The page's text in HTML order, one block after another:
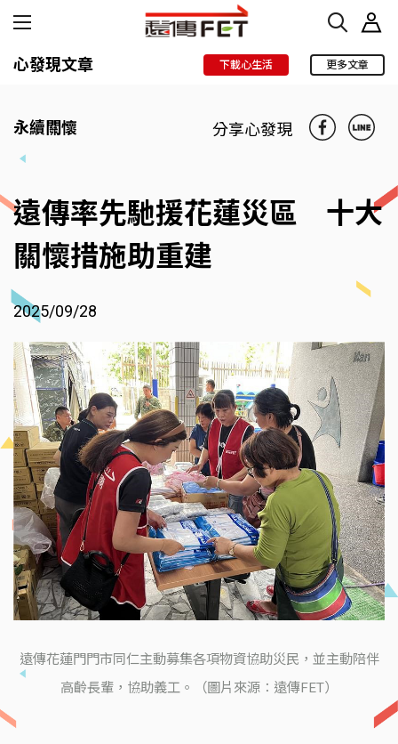
心發現文章 下載心生活 更多文章
永續關懷 分享心發現
遠傳率先馳援花蓮災區 十大
關懷措施助重建
2025/09/28
遠傳花蓮門門市同仁主動募集各項物資協助災民，並主動陪伴
高齡長輩，協助義工。（圖片來源：遠傳FET）